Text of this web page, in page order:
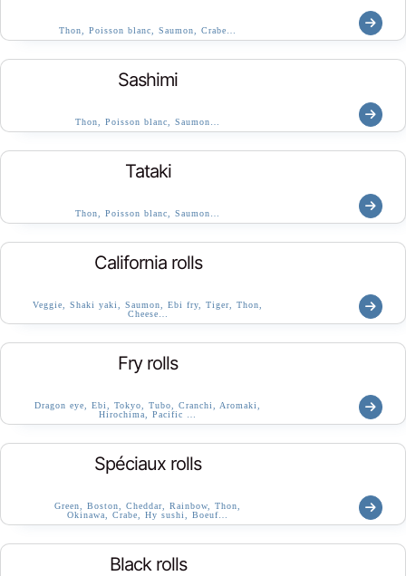
Thon, Poisson blanc, Saumon, Crabe…
Sashimi
Thon, Poisson blanc, Saumon…
Tataki
Thon, Poisson blanc, Saumon…
California rolls
Veggie, Shaki yaki, Saumon, Ebi fry, Tiger, Thon,
Cheese…
Fry rolls
Dragon eye, Ebi, Tokyo, Tubo, Cranchi, Aromaki,
Hirochima, Pacific …
Spéciaux rolls
Green, Boston, Cheddar, Rainbow, Thon,
Okinawa, Crabe, Hy sushi, Boeuf…
Black rolls